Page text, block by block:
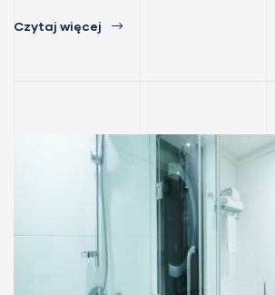
Czytaj więcej